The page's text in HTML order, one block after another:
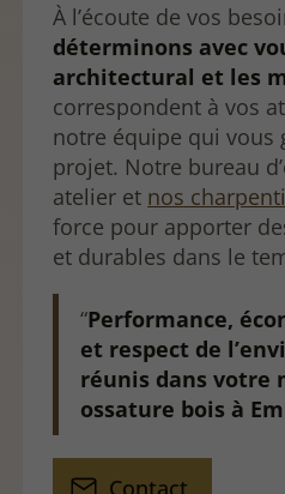
À l’écoute de vos
déterminons avec
architectural et les
correspondent à vos
notre équipe qui vous
projet. Notre bureau
atelier et nos
force pour apporter
et durables dans le
Performance,
et respect de
réunis dans votre
ossature bois à